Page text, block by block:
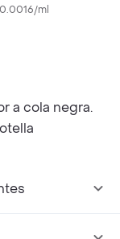
2000 mL
0.0016/ml
a cola negra.